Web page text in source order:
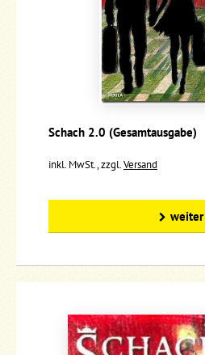
Schach 2.0 (Gesamtausgabe)
inkl. MwSt., zzgl.Versand
weiter